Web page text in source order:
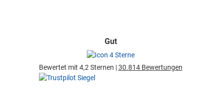
Gut
Bewertet mit 4,2 Sternen |30.814 Bewertungen